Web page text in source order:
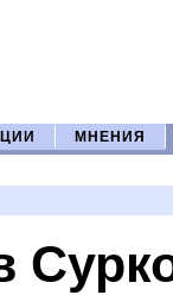
МНЕНИЯ